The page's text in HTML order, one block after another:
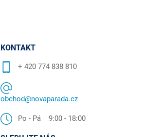
KONTAKT
+ 420 774 838 810
obchod@novaparada.cz
Po - Pá 9:00 - 18:00